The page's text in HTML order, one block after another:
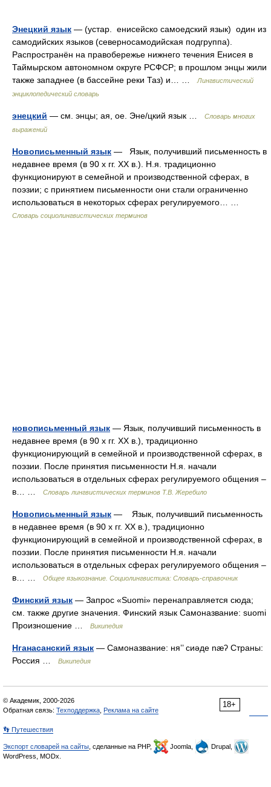
Энецкий язык — (устар. енисейско самоедский язык) один из
самодийских языков (северносамодийская подгруппа).
Распространён на правобережье нижнего течения Енисея в
Таймырском автономном округе РСФСР; в прошлом энцы жили
также западнее (в бассейне реки Таз) и… …
Лингвистический
энциклопедический словарь
энецкий — см. энцы; ая, ое. Эне/цкий язык …
Словарь многих
выражений
Новописьменный язык — Язык, получивший письменность в
недавнее время (в 90 х гг. XX в.). Н.я. традиционно
функционируют в семейной и производственной сферах, в
поэзии; с принятием письменности они стали ограниченно
использоваться в некоторых сферах регулируемого… …
Словарь социолингвистических терминов
новописьменный язык — Язык, получивший письменность в
недавнее время (в 90 х гг. ХХ в.), традиционно
функционирующий в семейной и производственной сферах, в
поэзии. После принятия письменности Н.я. начали
использоваться в отдельных сферах регулируемого общения –
в… …
Словарь лингвистических терминов Т.В. Жеребило
Новописьменный язык — Язык, получивший письменность
в недавнее время (в 90 х гг. ХХ в.), традиционно
функционирующий в семейной и производственной сферах, в
поэзии. После принятия письменности Н.я. начали
использоваться в отдельных сферах регулируемого общения –
в… …
Общее языкознание. Социолингвистика: Словарь-справочник
Финский язык — Запрос «Suomi» перенаправляется сюда;
см. также другие значения. Финский язык Самоназвание: suomi
Произношение …
Википедия
Нганасанский язык — Самоназвание: ня’’ сиәде næʔ Страны:
Россия …
Википедия
18+
© Академик, 2000-2026
Обратная связь: Техподдержка Реклама на сайте
👣 Путешествия
Экспорт словарей на сайты , сделанные на PHP, Joomla,
Drupal,
WordPress, MODx.